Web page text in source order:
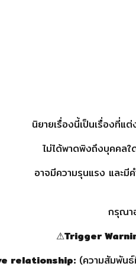
นิยายเรื่องนี้เป็นเรื่องที่แ
ไม่ได้พาดพิงถึงบุคคล
อาจมีความรุนแรง และ
กรุณา
⚠Trigger
relationship: (ความสัมพันธ์